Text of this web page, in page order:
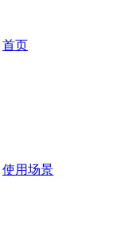
首页
使用场景